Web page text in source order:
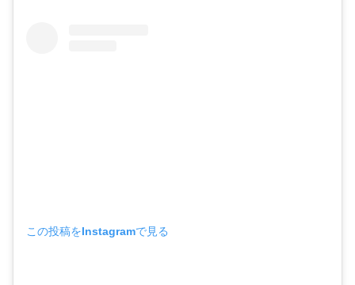
この投稿をInstagramで見る